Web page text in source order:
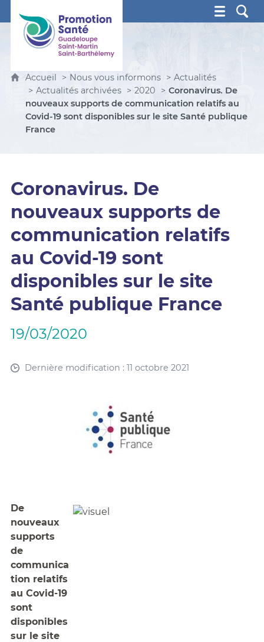
Promotion Santé Guadeloupe, Saint-Martin, Saint
Accueil Nous vous informons
Actualités
Actualités archivées
2020
Coronavirus. De
nouveaux supports de communication relatifs au
Covid-19 sont disponibles sur le site Santé publique
France
Coronavirus. De
nouveaux supports de
communication relatifs
au Covid-19 sont
disponibles sur le site
Santé publique France
19/03/2020
Dernière modification : 11 octobre 2021
De
nouveaux
supports
de
communica
tion relatifs
au Covid-19
sont
disponibles
sur le site